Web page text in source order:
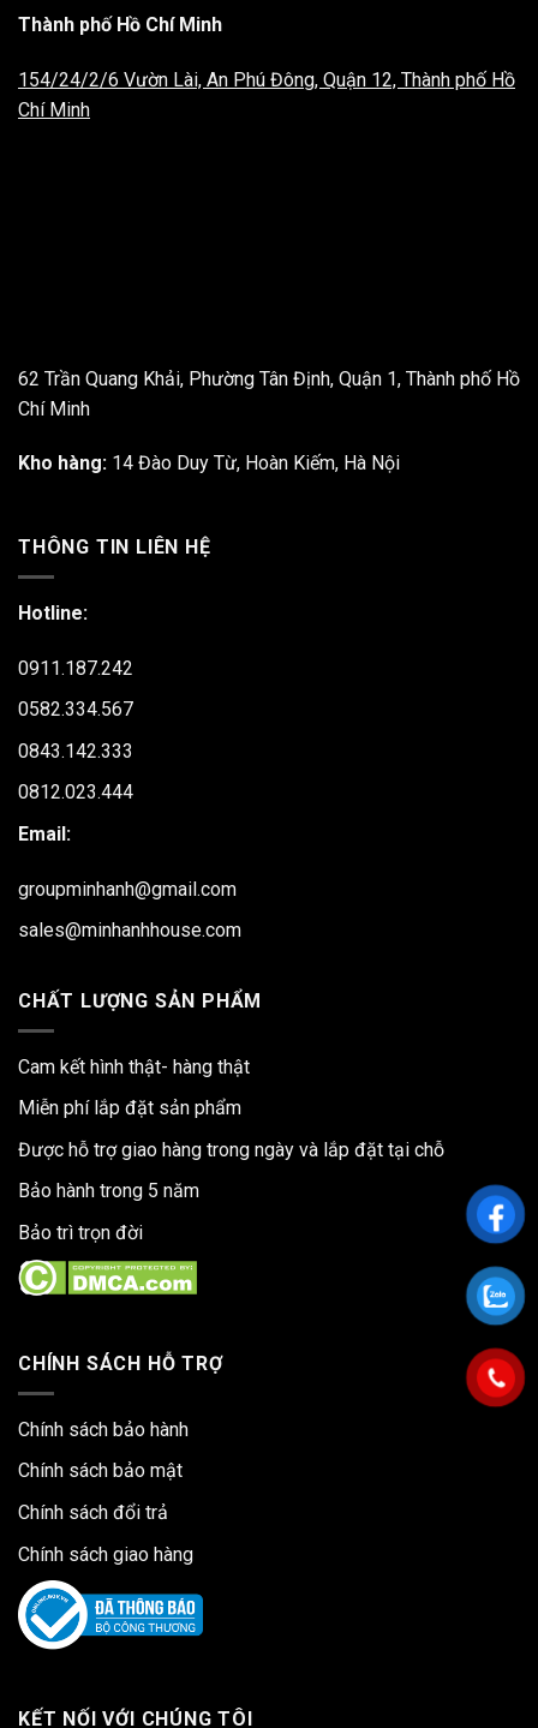
Thành phố Hồ Chí Minh
154/24/2/6 Vườn Lài, An Phú Đông, Quận 12, Thành phố Hồ
Chí Minh
62 Trần Quang Khải, Phường Tân Định, Quận 1, Thành phố Hồ
Chí Minh
Kho hàng: 14 Đào Duy Từ, Hoàn Kiếm, Hà Nội
THÔNG TIN LIÊN HỆ
Hotline:
0911.187.242
0582.334.567
0843.142.333
0812.023.444
Email:
groupminhanh@gmail.com
sales@minhanhhouse.com
CHẤT LƯỢNG SẢN PHẨM
Cam kết hình thật- hàng thật
Miễn phí lắp đặt sản phẩm
Được hỗ trợ giao hàng trong ngày và lắp đặt tại chỗ
Bảo hành trong 5 năm
Bảo trì trọn đời
CHÍNH SÁCH HỖ TRỢ
Chính sách bảo hành
Chính sách bảo mật
Chính sách đổi trả
Chính sách giao hàng
KẾT NỐI VỚI CHÚNG TÔI